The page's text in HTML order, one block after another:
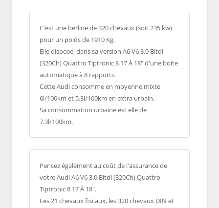
C'est une berline de 320 chevaux (soit 235 kw)
pour un poids de 1910 Kg.
Elle dispose, dans sa version A6 V6 3.0 Bitdi
(320Ch) Quattro Tiptronic 8 17 À 18" d'une boite
automatique à 8 rapports.
Cette Audi consomme en moyenne mixte
6l/100km et 5.3l/100km en extra urbain.
Sa consommation urbaine est elle de
7.3l/100km.
Pensez également au coût de l'assurance de
votre Audi A6 V6 3.0 Bitdi (320Ch) Quattro
Tiptronic 8 17 À 18".
Les 21 chevaux fiscaux, les 320 chevaux DIN et